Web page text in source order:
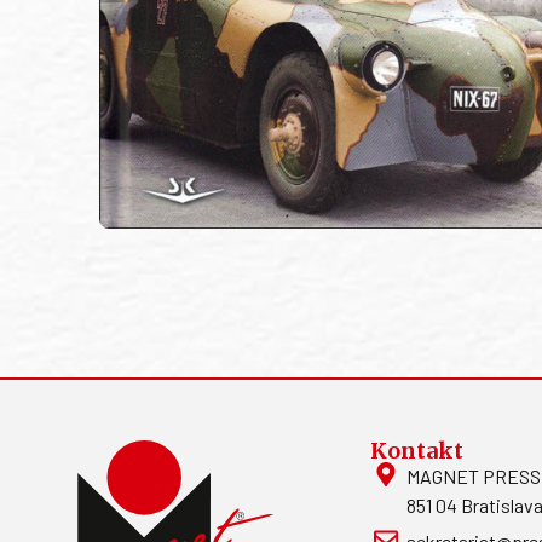
Kontakt
MAGNET
851 04